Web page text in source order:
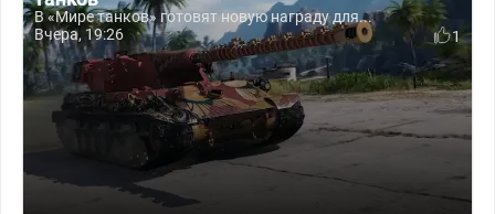
В «Мире танков» готовят новую награду для...
Вчера, 19:26
1